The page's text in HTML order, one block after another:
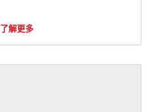
了解更多